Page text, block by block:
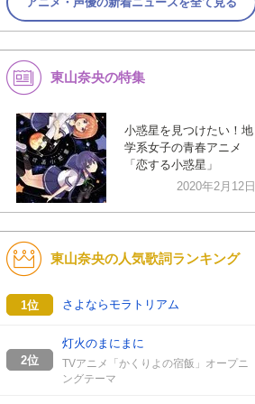
東山奈央の特集
小惑星を見つけたい！地
学系女子の青春アニメ
「恋する小惑星」
2020年2月12日
東山奈央の人気歌詞ランキング
1位 さよならモラトリアム
2位
灯火のまにまに
TVアニメ「かくりよの宿飯」オープニ
ングテーマ